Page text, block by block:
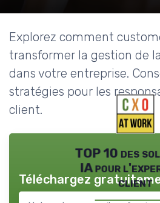
Explorez comment
transformer la gestion de
dans votre entreprise.
stratégies pour les
client.
TOP 10 des
IA pour
client
Téléchargez